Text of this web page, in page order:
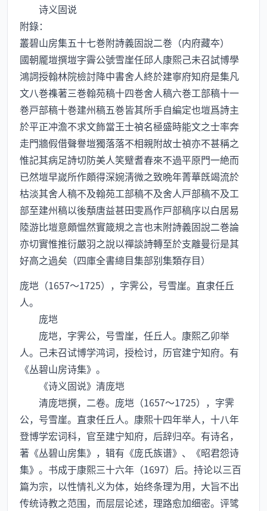
诗义固说
附錄：
叢碧山房集五十七巻附詩義固說二巻（内府藏夲）
國朝龎塏撰塏字霽公號雪崖任邱人康熙己未召試博學
鴻詞授翰林院檢討降中書舍人終於建寧府知府是集凡
文八巻襍著三巻翰苑稿十四巻舍人稿六巻工部稿十一
巻戸部稿十巻建州稿五巻皆其所手自編定也塏爲詩主
於平正冲澹不求文飾當王士禎名極盛時能文之士率奔
走門牆假借聲譽塏獨落落不相親附故士禎亦不甚稱之
惟記其病足詩切防美人笑躄耆春來不過平原門一絶而
已然塏早嵗所作頗得深婉淸微之致晩年菁華旣竭流於
枯淡其舍人稿不及翰苑工部稿不及舍人戸部稿不及工
部至建州稿以後頺唐益甚田雯爲作戸部稿序以白居易
陸游比塏意頗愠然實箴規之言也末附詩義固說二巻論
亦切實惟推衍嚴羽之說以禪談詩轉至於支離曼衍是其
好高之過矣（四庫全書總目集部别集類存目）
庞垲（1657～1725），字霁公，号雪崖。直隶任丘
人。
庞垲
庞垲，字霁公，号雪崖，任丘人。康熙乙卯举
人。己未召试博学鸿词，授检讨，历官建宁知府。有
《丛碧山房诗集》。
《诗义固说》清庞垲
清庞垲撰，二卷。庞垲（1657～1725），字霁
公，号雪崖。直隶任丘人。康熙十四年举人，十八年
登博学宏词科，官至建宁知府，后辞归卒。有诗名，
著《丛碧山房集》，辑有《庞氏族谱》、《昭君怨诗
集》。书成于康熙三十六年（1697）后。持论以三百
篇为宗，以性情礼义为体，始终条理为用，大旨不出
传统诗教之范围，而层层论述，理路愈加细密。评骘